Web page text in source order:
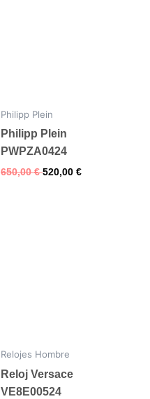
Philipp Plein
Philipp Plein
PWPZA0424
650,00€ 520,00 €
Relojes Hombre
Reloj Versace
VE8E00524